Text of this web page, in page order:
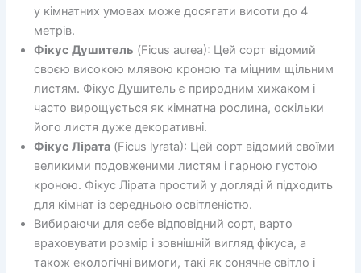
у кімнатних умовах може досягати висоти до 4
метрів.
Фікус Душитель (Ficus aurea): Цей сорт відомий
своєю високою млявою кроною та міцним щільним
листям. Фікус Душитель є природним хижаком і
часто вирощується як кімнатна рослина, оскільки
його листя дуже декоративні.
Фікус Лірата (Ficus lyrata): Цей сорт відомий своїми
великими подовженими листям і гарною густою
кроною. Фікус Лірата простий у догляді й підходить
для кімнат із середньою освітленістю.
Вибираючи для себе відповідний сорт, варто
враховувати розмір і зовнішній вигляд фікуса, а
також екологічні вимоги, такі як сонячне світло і